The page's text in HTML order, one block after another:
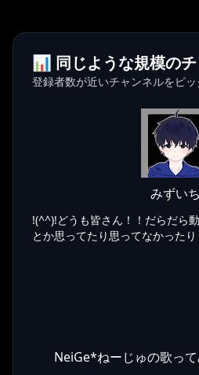
📊 同じような規模の
登録者数が近いチャンネルをピッ
みずいち
!(^^)!どうも皆さん！！だらだら
とか思ってたり思ってなかった
NeiGe*ねーじゅの歌って